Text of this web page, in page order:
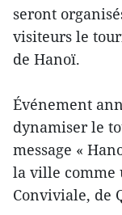
seront
visiteurs le
de Hanoï.
Événement
dynamiser le
message «
la ville comme
Conviviale, de